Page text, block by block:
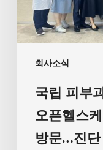
회사소식
국립 피부
오픈헬스
방문…진단